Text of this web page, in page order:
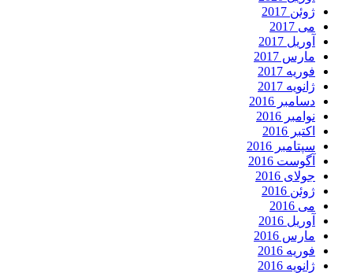
ژوئن 2017
می 2017
آوریل 2017
مارس 2017
فوریه 2017
ژانویه 2017
دسامبر 2016
نوامبر 2016
اکتبر 2016
سپتامبر 2016
آگوست 2016
جولای 2016
ژوئن 2016
می 2016
آوریل 2016
مارس 2016
فوریه 2016
ژانویه 2016